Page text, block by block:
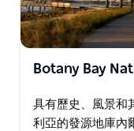
Botany Bay
具有歷史、風景和
利亞的發源地庫內